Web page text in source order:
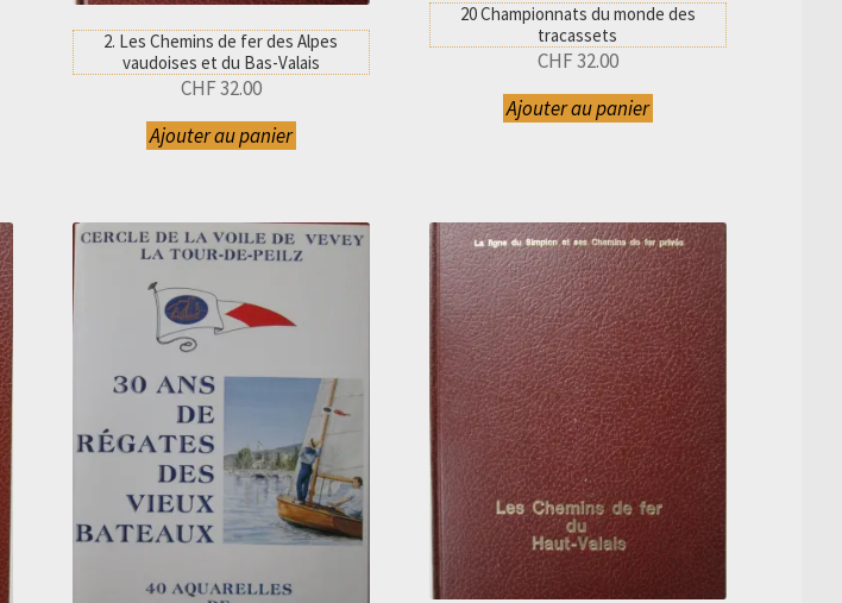
2. Les Chemins de fer des Alpes
vaudoises et du Bas-Valais
CHF32.00
Ajouter au panier
20 Championnats du monde des
tracassets
CHF32.00
Ajouter au panier